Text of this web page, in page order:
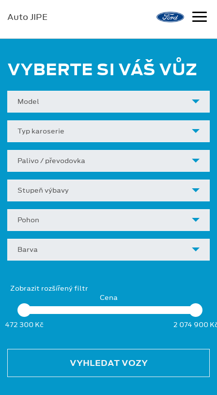
Auto JIPE
VYBERTE SI VÁŠ VŮZ
Model
Typ karoserie
Palivo / převodovka
Stupeň výbavy
Pohon
Barva
Zobrazit rozšířený filtr
Cena
472 300 Kč 2 074 900
VYHLEDAT VOZY